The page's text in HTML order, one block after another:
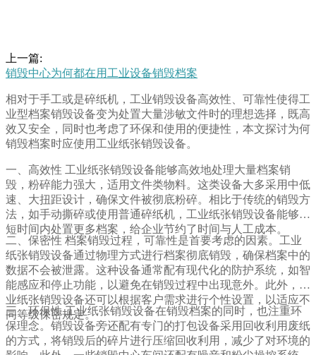
上一篇:
销毁中心为何都在用工业设备销毁档案
相对于手工或是碎纸机，工业销毁设备高效性、可靠性使得工
业型档案销毁设备变为处置大量涉敏文件时的理想选择，既高
效又安全，同时也考虑了环保和使用的便捷性，本文探讨为何
销毁档案时应使用工业纸张销毁设备。
一、高效性 工业纸张销毁设备能够高效地处理大量档案销
毁，粉碎能力强大，适用文件类物料。这类设备大多采用中低
速、大扭距设计，确保文件被彻底粉碎。相比于传统的销毁方
法，如手动撕碎或使用普通碎纸机，工业纸张销毁设备能够在
短时间内处置更多档案，给企业节约了时间与人工成本。
二、保密性 档案销毁过程，可靠性是首要考虑的因素。工业
纸张销毁设备通过物理方式进行档案彻底销毁，确保档案中的
数据不会被泄露。这种设备通常配有现代化的防护系统，如智
能感应和停止功能，以避免在销毁过程中出现意外。此外，工
业纸张销毁设备还可以根据客户需求进行个性设置，以适应不
同等级保密规定。
三、环保性 工业纸张销毁设备在销毁档案的同时，也注重环
保理念。销毁设备旁还配有专门的打包设备采用回收利用废纸
的方式，将销毁后的碎片进行压缩回收利用，减少了对环境的